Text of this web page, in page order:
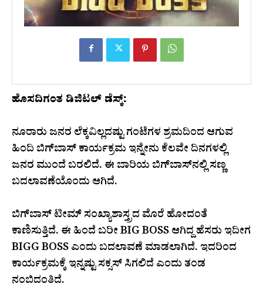
ಹೊಸದಿಗಂತ ಡಿಜಿಟಲ್‌ ಡೆಸ್ಕ್‌:
ನೂರಾರು ಜನರ ಲೆಕ್ಕವಿಲ್ಲದಷ್ಟು ಗಂಟೆಗಳ ಶ್ರಮದಿಂದ ಆಗುವ
ಹಿಂದಿ ಬಿಗ್‌ಬಾಸ್‌ ಕಾರ್ಯಕ್ರಮ ಇನ್ನೇನು ಕೆಲವೇ ದಿನಗಳಲ್ಲಿ
ಜನರ ಮುಂದೆ ಬರಲಿದೆ. ಈ ಬಾರಿಯ ಬಿಗ್‌ಬಾಸ್‌ನಲ್ಲಿ ಸಣ್ಣ
ಬದಲಾವಣೆಯೊಂದು ಆಗಿದೆ.
ಬಿಗ್‌ಬಾಸ್‌ ಟೀಮ್‌ ಸಂಖ್ಯಾಶಾಸ್ತ್ರದ ಮೊರೆ ಹೋದಂತೆ
ಕಾಣಿಸುತ್ತಿದೆ. ಈ ಹಿಂದೆ ಬರೀ BIG BOSS ಆಗಿದ್ದ ಹೆಸರು ಇದೀಗ
BIGG BOSS ಎಂದು ಬದಲಾವಣೆ ಮಾಡಲಾಗಿದೆ. ಇದರಿಂದ
ಕಾರ್ಯಕ್ರಮಕ್ಕೆ ಇನ್ನಷ್ಟು ಸಕ್ಸಸ್‌ ಸಿಗಲಿದೆ ಎಂದು ತಂಡ
ನಂಬಿದಂತಿದೆ.